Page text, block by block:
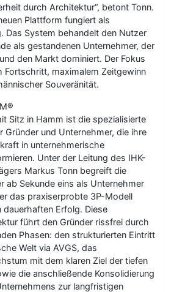
durch Architektur“, betont Tonn.
Plattform fungiert als
Das System behandelt den Nutzer
als gestandenen Unternehmer, der
den Markt dominiert. Der Fokus
Fortschritt, maximalem Zeitgewinn
Souveränität.
Sitz in Hamm ist die spezialisierte
Gründer und Unternehmer, die ihre
in unternehmerische
Unter der Leitung des IHK-
Markus Tonn begreift die
ab Sekunde eins als Unternehmer
das praxiserprobte 3P-Modell
Erfolg. Diese
führt den Gründer rissfrei durch
Phasen: den strukturierten Eintritt
Welt via AVGS, das
mit dem klaren Ziel der tiefen
die anschließende Konsolidierung
zur langfristigen